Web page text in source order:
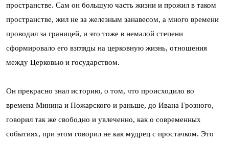
пространстве. Сам он большую часть жизни и прожил в таком
пространстве, жил не за железным занавесом, а много времени
проводил за границей, и это тоже в немалой степени
сформировало его взгляды на церковную жизнь, отношения
между Церковью и государством.
Он прекрасно знал историю, о том, что происходило во
времена Минина и Пожарского и раньше, до Ивана Грозного,
говорил так же свободно и увлеченно, как о современных
событиях, при этом говорил не как мудрец с простачком. Это